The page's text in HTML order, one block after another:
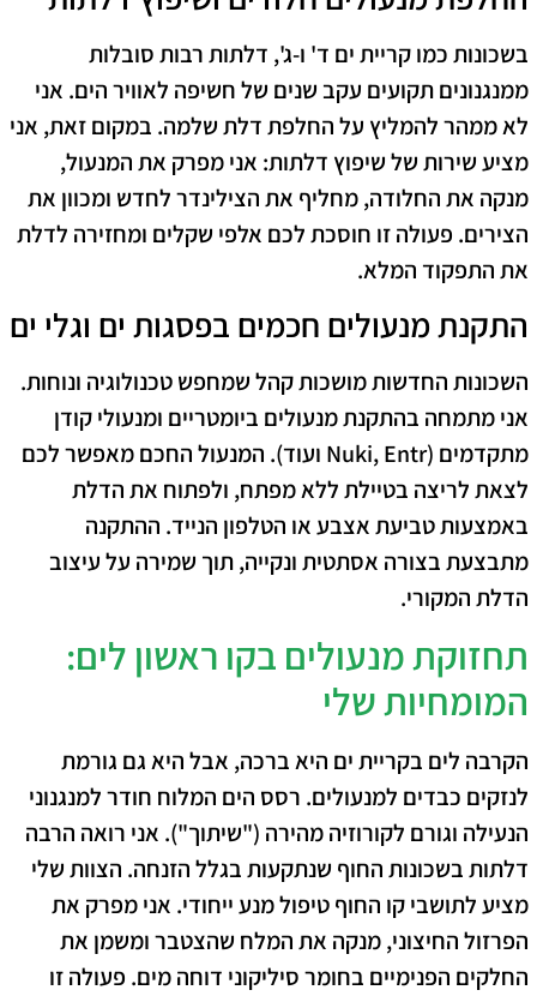
בשכונות כמו קריית ים ד' ו-ג', דלתות רבות סובלות
ממנגנונים תקועים עקב שנים של חשיפה לאוויר הים. אני
לא ממהר להמליץ על החלפת דלת שלמה. במקום זאת, אני
מציע שירות של שיפוץ דלתות: אני מפרק את המנעול,
מנקה את החלודה, מחליף את הצילינדר לחדש ומכוון את
הצירים. פעולה זו חוסכת לכם אלפי שקלים ומחזירה לדלת
את התפקוד המלא.
התקנת מנעולים חכמים בפסגות ים וגלי ים
השכונות החדשות מושכות קהל שמחפש טכנולוגיה ונוחות.
אני מתמחה בהתקנת מנעולים ביומטריים ומנעולי קודן
מתקדמים (Nuki, Entr ועוד). המנעול החכם מאפשר לכם
לצאת לריצה בטיילת ללא מפתח, ולפתוח את הדלת
באמצעות טביעת אצבע או הטלפון הנייד. ההתקנה
מתבצעת בצורה אסתטית ונקייה, תוך שמירה על עיצוב
הדלת המקורי.
תחזוקת מנעולים בקו ראשון לים:
המומחיות שלי
הקרבה לים בקריית ים היא ברכה, אבל היא גם גורמת
לנזקים כבדים למנעולים. רסס הים המלוח חודר למנגנוני
הנעילה וגורם לקורוזיה מהירה ("שיתוך"). אני רואה הרבה
דלתות בשכונות החוף שנתקעות בגלל הזנחה. הצוות שלי
מציע לתושבי קו החוף טיפול מנע ייחודי. אני מפרק את
הפרזול החיצוני, מנקה את המלח שהצטבר ומשמן את
החלקים הפנימיים בחומר סיליקוני דוחה מים. פעולה זו